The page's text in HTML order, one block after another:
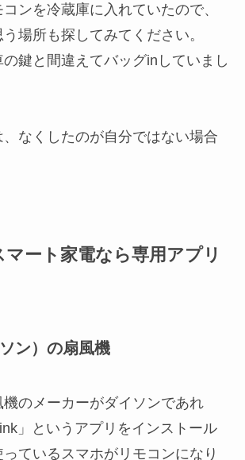
ンを冷蔵庫に入れていたので、
う場所も探してみてください。
鍵と間違えてバッグinしていまし
なくしたのが自分ではない場合
ート家電なら専用アプリ
ン）の扇風機
のメーカーがダイソンであれ
」というアプリをインストール
ているスマホがリモコンになり